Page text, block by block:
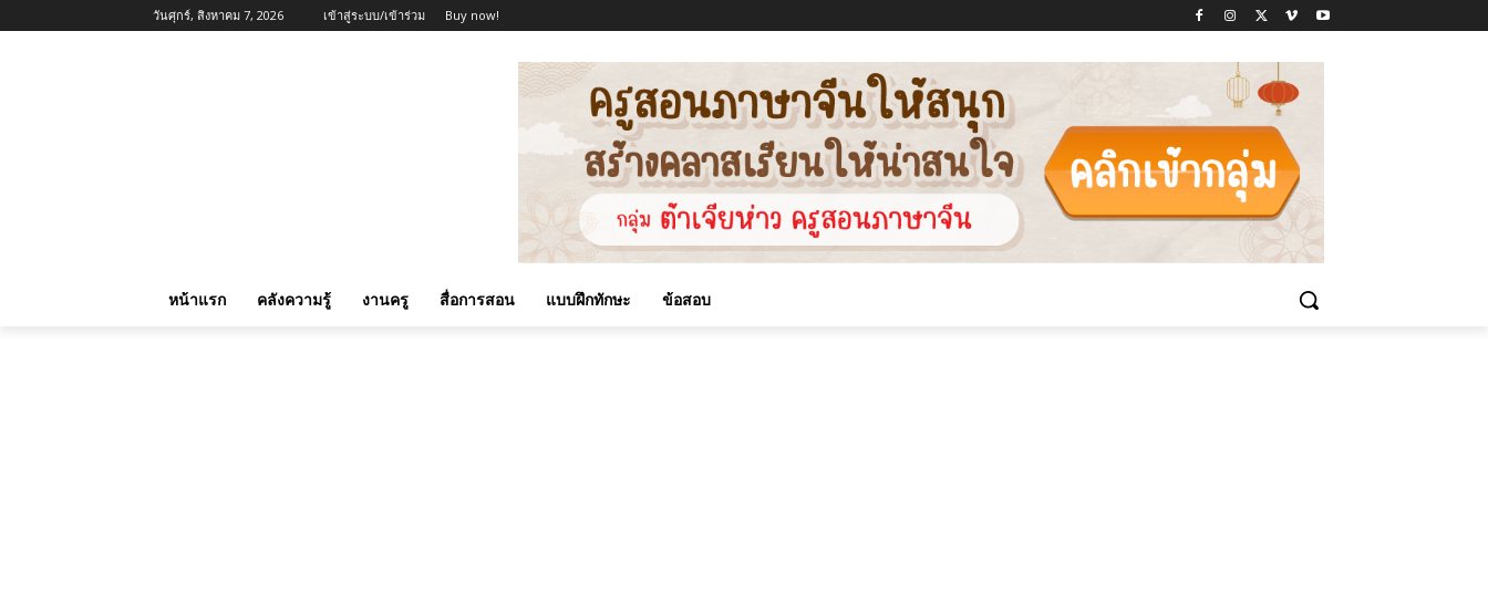
วันศุกร์, สิงหาคม 7, 2026 เข้าสู่ระบบ/เข้าร่วม Buy now!
หน้าแรก คลังความรู้ งานครู สื่อการสอน แบบฝึกทักษะ ข้อสอบ